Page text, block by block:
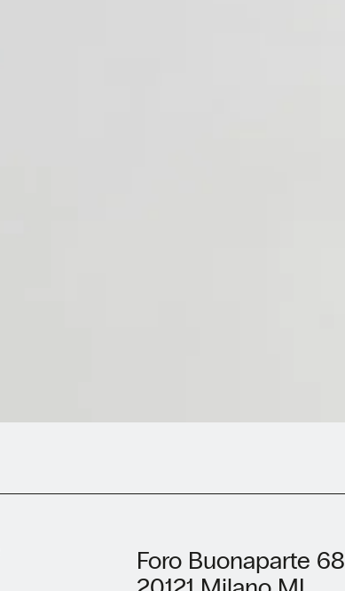
Foro Buonaparte 68